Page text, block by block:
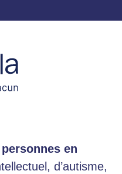
en
d’autisme,